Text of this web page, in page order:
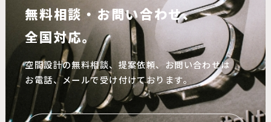
無料相談・お問い合わせ、
全国対応。
空間設計の無料相談、提案依頼、お問い合わせは
お電話、メールで受け付けております。